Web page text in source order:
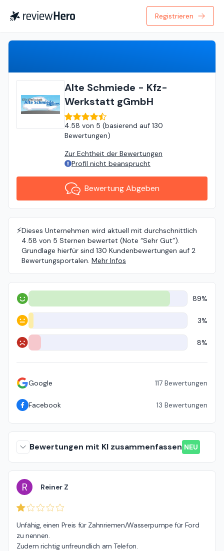
Registrieren
Alte Schmiede - Kfz-
Werkstatt gGmbH
4.58 von 5 (basierend auf 130
Bewertungen)
Zur Echtheit der Bewertungen
Profil nicht beansprucht
Bewertung Abgeben
⚡️Dieses Unternehmen wird aktuell mit durchschnittlich
4.58 von 5 Sternen bewertet (Note “Sehr Gut”).
Grundlage hierfür sind 130 Kundenbewertungen auf 2
Bewertungsportalen. Mehr Infos
Positiv 89%
Neutral 3%
Negativ 8%
Google 117 Bewertungen
Facebook 13 Bewertungen
Bewertungen mit KI zusammenfassen NEU
R Reiner Z
Unfähig, einen Preis für Zahnriemen/Wasserpumpe für Ford
zu nennen.
Zudem richtig unfreundlich am Telefon.